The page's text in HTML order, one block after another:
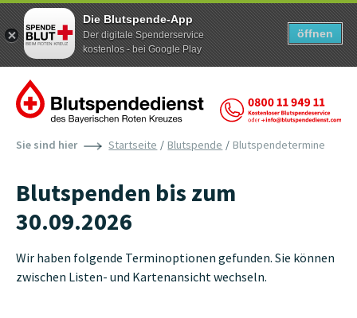
Die Blutspende-App
Der digitale Spenderservice
kostenlos - bei Google Play
öffnen
Zum Inhalt der Seite springen
Sie sind hier Startseite Blutspende Blutspendetermine
Blutspenden bis zum
30.09.2026
Wir haben folgende Terminoptionen gefunden. Sie können
zwischen Listen- und Kartenansicht wechseln.